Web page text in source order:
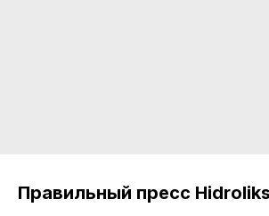
Правильный пресс